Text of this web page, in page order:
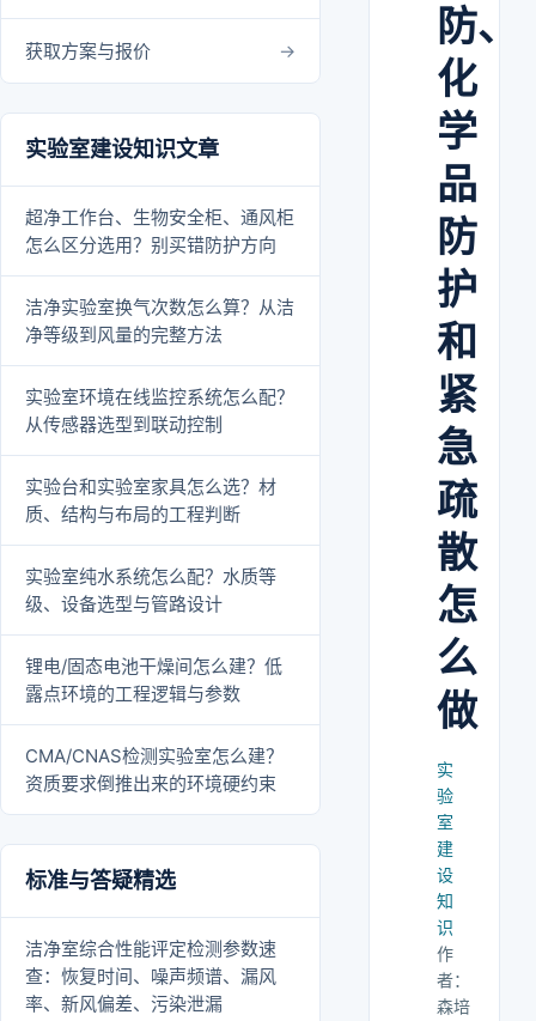
获取方案与报价
实验室建设知识文章
超净工作台、生物安全柜、通风柜
怎么区分选用？别买错防护方向
洁净实验室换气次数怎么算？从洁
净等级到风量的完整方法
实验室环境在线监控系统怎么配？
从传感器选型到联动控制
实验台和实验室家具怎么选？材
质、结构与布局的工程判断
实验室纯水系统怎么配？水质等
级、设备选型与管路设计
锂电/固态电池干燥间怎么建？低
露点环境的工程逻辑与参数
CMA/CNAS检测实验室怎么建？
资质要求倒推出来的环境硬约束
标准与答疑精选
洁净室综合性能评定检测参数速
查：恢复时间、噪声频谱、漏风
率、新风偏差、污染泄漏
防、
化
学
品
防
护
和
紧
急
疏
散
怎
么
做
实
验
室
建
设
知
识
作
者：
森培